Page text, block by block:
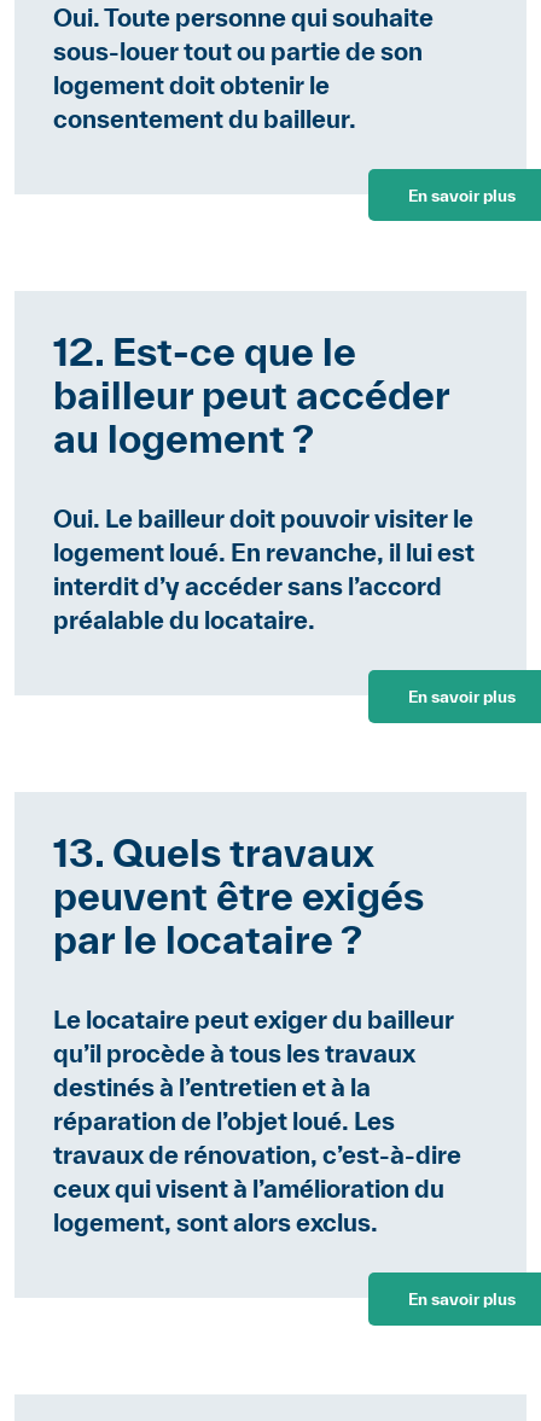
Oui. Toute personne qui souhaite
sous-louer tout ou partie de son
logement doit obtenir le
consentement du bailleur.
En savoir plus
12. Est-ce que le
bailleur peut accéder
au logement ?
Oui. Le bailleur doit pouvoir visiter le
logement loué. En revanche, il lui est
interdit d’y accéder sans l’accord
préalable du locataire.
En savoir plus
13. Quels travaux
peuvent être exigés
par le locataire ?
Le locataire peut exiger du bailleur
qu’il procède à tous les travaux
destinés à l’entretien et à la
réparation de l’objet loué. Les
travaux de rénovation, c’est-à-dire
ceux qui visent à l’amélioration du
logement, sont alors exclus.
En savoir plus